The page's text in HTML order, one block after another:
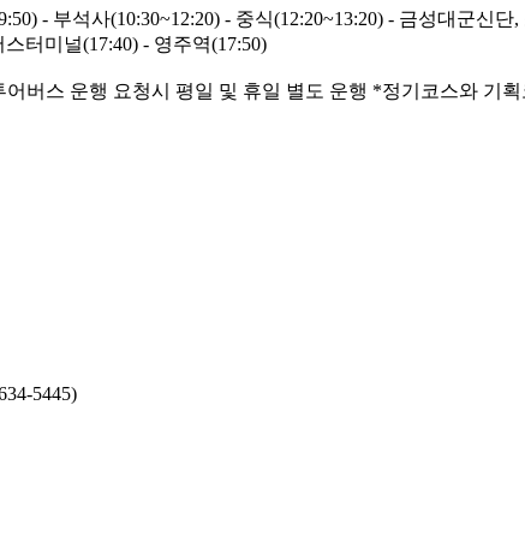
- 부석사(10:30~12:20) - 중식(12:20~13:20) - 금성대군신
터미널(17:40) - 영주역(17:50)
어버스 운행 요청시 평일 및 휴일 별도 운행 *정기코스와 기
5445)